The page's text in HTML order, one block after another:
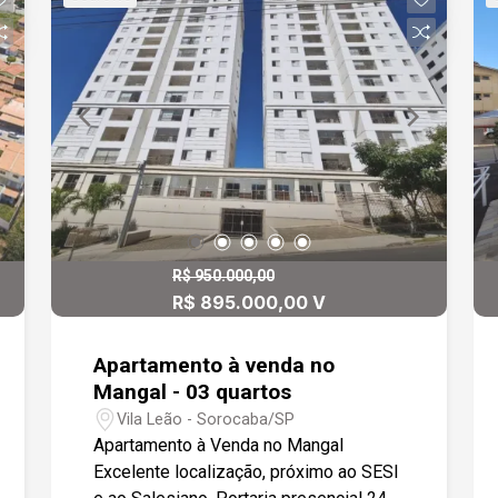
confraternizações. Lavabo, banheiro
social adicional, geralmente para uso
de visitas, proporcionando mais
comodidade. Três suítes, todas com
móveis planejados (modulados),
otimizando o espaço. Cada banheiro
das suítes conta com box em vidro e
gabinete, oferecendo praticidade e
elegância. A cozinha é equipada com
móveis planejados, garantindo
aproveitamento eficiente do espaço
para armazenamento e preparo da
espaço para lavanderia com armário
embutido, que ajuda a manter a
organização e a funcionalidade do
ambiente. A varanda foi fechada com
vidro, aumentando a segurança e
proteção contra intempéries, além de
R$ 950.000,00
R$ 895.000,00 V
Apartamento à venda no
Mangal - 03 quartos
Vila Leão - Sorocaba/SP
Apartamento à Venda no Mangal
Excelente localização, próximo ao SESI